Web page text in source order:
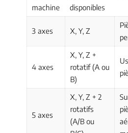
machine
disponibles
3 axes X, Y, Z
4 axes
X, Y, Z +
rotatif (A ou
B)
5 axes
X, Y, Z + 2
rotatifs
(A/B ou